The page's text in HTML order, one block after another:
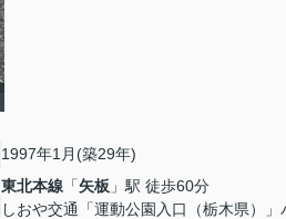
1997年1月(築29年)
東北本線 「矢板 」駅 徒歩60分
しおや交通「運動公園入口（栃木県）」